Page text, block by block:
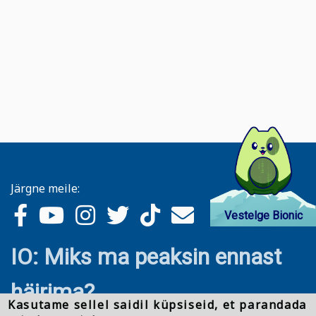
Vestelge Bionic
Järgne meile:
IO: Miks ma peaksin ennast
häirima?
Kasutame sellel saidil küpsiseid, et parandada